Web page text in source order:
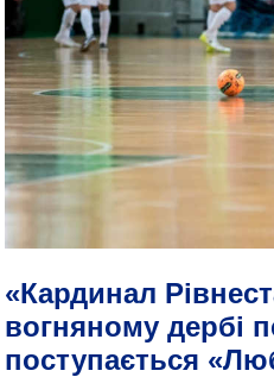
«Кардинал
вогняному дербі
поступається